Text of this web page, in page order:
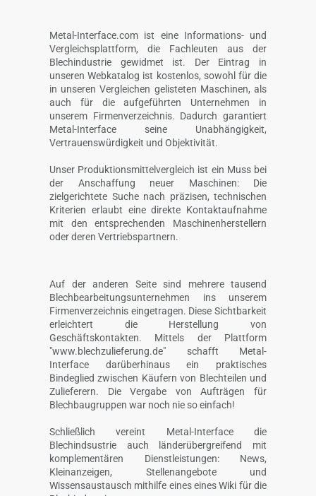
Metal-Interface.com ist eine Informations- und
Vergleichsplattform, die Fachleuten aus der
Blechindustrie gewidmet ist. Der Eintrag in
unseren Webkatalog ist kostenlos, sowohl für die
in unseren Vergleichen gelisteten Maschinen, als
auch für die aufgeführten Unternehmen in
unserem Firmenverzeichnis. Dadurch garantiert
Metal-Interface seine Unabhängigkeit,
Vertrauenswürdigkeit und Objektivität.
Unser Produktionsmittelvergleich ist ein Muss bei
der Anschaffung neuer Maschinen: Die
zielgerichtete Suche nach präzisen, technischen
Kriterien erlaubt eine direkte Kontaktaufnahme
mit den entsprechenden Maschinenherstellern
oder deren Vertriebspartnern.
Auf der anderen Seite sind mehrere tausend
Blechbearbeitungsunternehmen ins unserem
Firmenverzeichnis eingetragen. Diese Sichtbarkeit
erleichtert die Herstellung von
Geschäftskontakten. Mittels der Plattform
"www.blechzulieferung.de" schafft Metal-
Interface darüberhinaus ein praktisches
Bindeglied zwischen Käufern von Blechteilen und
Zulieferern. Die Vergabe von Aufträgen für
Blechbaugruppen war noch nie so einfach!
Schließlich vereint Metal-Interface die
Blechindsustrie auch länderübergreifend mit
komplementären Dienstleistungen: News,
Kleinanzeigen, Stellenangebote und
Wissensaustausch mithilfe eines eines Wiki für die